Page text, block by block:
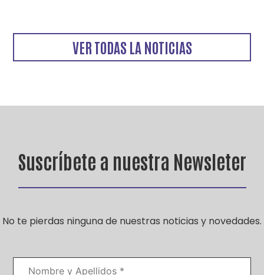
VER TODAS LA NOTICIAS
Suscríbete a nuestra Newsleter
No te pierdas ninguna de nuestras noticias y novedades.